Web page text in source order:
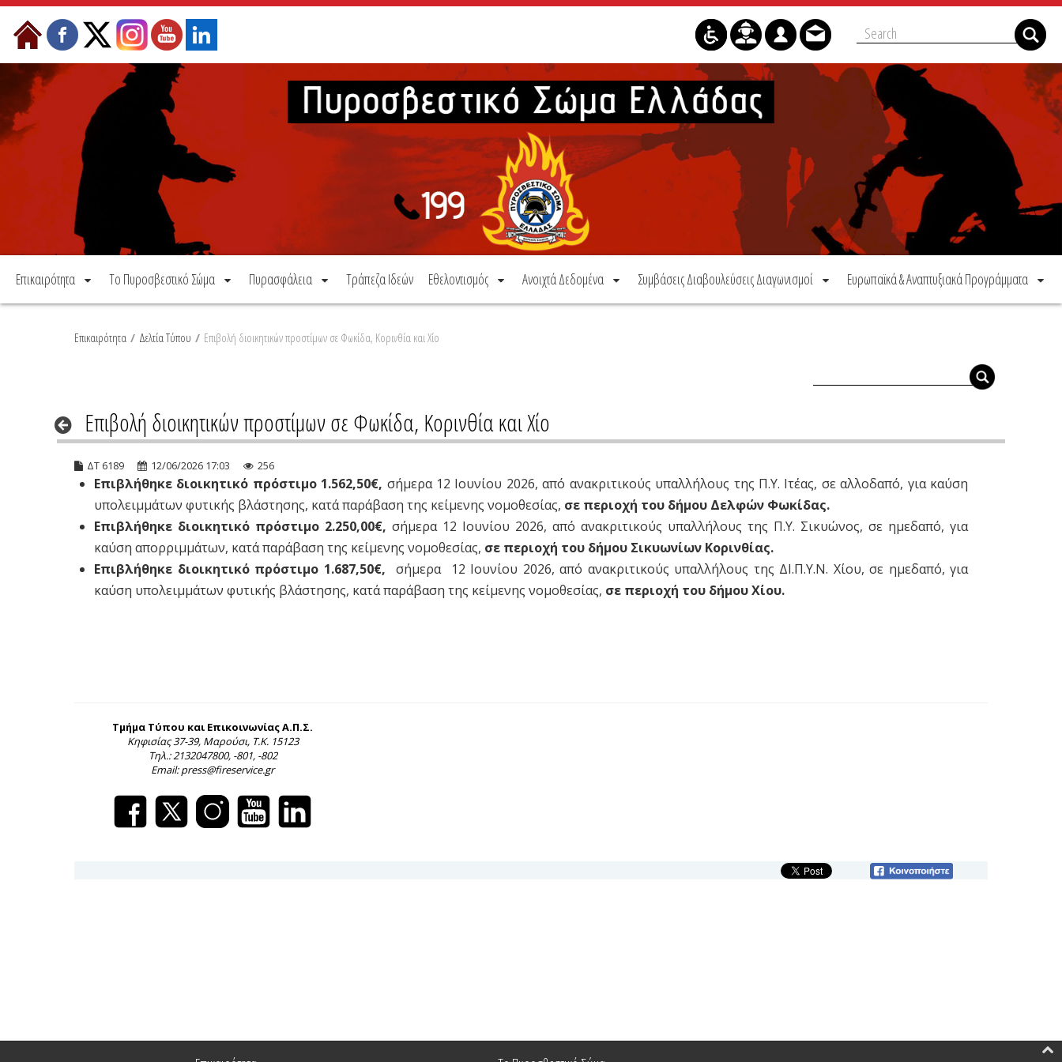
Μετάβαση στο περιεχόμενο
Επικαιρότητα Το Πυροσβεστικό Σώμα Πυρασφάλεια Τράπεζα Ιδεών Εθελοντισμός Ανοιχτά Δεδομένα Συμβάσεις Διαβουλεύσεις Διαγωνισμοί Ευρωπαϊκά & Αναπτυξιακά Προγράμματα
Επικαιρότητα / Δελτία Τύπου / Επιβολή διοικητικών προστίμων σε Φωκίδα, Κορινθία και Χίο
Επιβολή διοικητικών προστίμων σε Φωκίδα, Κορινθία και Χίο
ΔΤ 6189 12/06/2026 17:03 256
Επιβλήθηκε διοικητικό πρόστιμο 1.562,50€, σήμερα 12 Ιουνίου 2026, από ανακριτικούς υπαλλήλους της Π.Υ. Ιτέας, σε αλλοδαπό, για καύση
υπολειμμάτων φυτικής βλάστησης, κατά παράβαση της κείμενης νομοθεσίας, σε περιοχή του δήμου Δελφών Φωκίδας.
Επιβλήθηκε διοικητικό πρόστιμο 2.250,00€, σήμερα 12 Ιουνίου 2026, από ανακριτικούς υπαλλήλους της Π.Υ. Σικυώνος, σε ημεδαπό, για
καύση απορριμμάτων, κατά παράβαση της κείμενης νομοθεσίας, σε περιοχή του δήμου Σικυωνίων Κορινθίας.
Επιβλήθηκε διοικητικό πρόστιμο 1.687,50€,
σήμερα 12 Ιουνίου 2026, από ανακριτικούς υπαλλήλους της ΔΙ.Π.Υ.Ν. Χίου, σε ημεδαπό, για
καύση υπολειμμάτων φυτικής βλάστησης, κατά παράβαση της κείμενης νομοθεσίας, σε περιοχή του δήμου Χίου.
Τμήμα Τύπου και Επικοινωνίας Α.Π.Σ.
Κηφισίας 37-39, Μαρούσι, Τ.Κ. 15123
Τηλ.: 2132047800, -801, -802
Email: press@fireservice.gr